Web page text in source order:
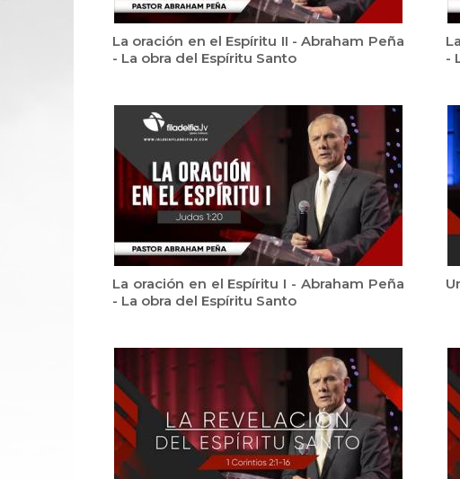
La oración en el Espíritu II - Abraham Peña
- La obra del Espíritu Santo
-
La oración en el Espíritu I - Abraham Peña
- La obra del Espíritu Santo